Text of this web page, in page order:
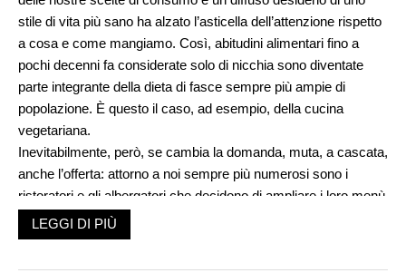
stile di vita più sano ha alzato l’asticella dell’attenzione rispetto
a cosa e come mangiamo. Così, abitudini alimentari fino a
pochi decenni fa considerate solo di nicchia sono diventate
parte integrante della dieta di fasce sempre più ampie di
popolazione. È questo il caso, ad esempio, della cucina
vegetariana.
Inevitabilmente, però, se cambia la domanda, muta, a cascata,
anche l’offerta: attorno a noi sempre più numerosi sono i
ristoratori e gli albergatori che decidono di ampliare i loro menù
per accontentare una clientela varia, esigente e consapevole.
Da qui la necessità di integrare i percorsi formativi tradizionali
LEGGI DI PIÙ